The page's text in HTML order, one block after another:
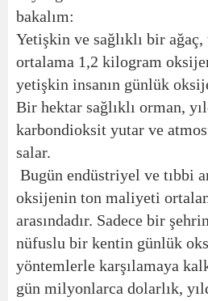
bakalım:
Yetişkin ve sağlıklı bir ağaç,
ortalama 1,2 kilogram
yetişkin insanın günlük
Bir hektar sağlıklı orman,
karbondioksit yutar ve
salar.
Bugün endüstriyel ve tıbbi
oksijenin ton maliyeti
arasındadır. Sadece bir
nüfuslu bir kentin günlük
yöntemlerle karşılamaya
gün milyonlarca dolarlık,